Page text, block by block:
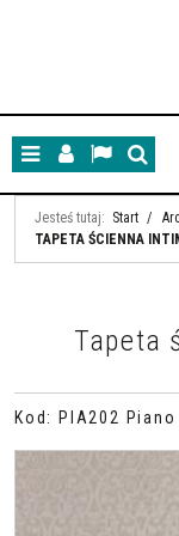
MenuPanelLangSzukaj
Jesteś tutaj: Start /
TAPETA ŚCIENNA
Tapeta
Kod : PIA202 Piano